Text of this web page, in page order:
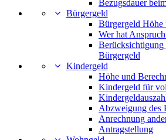
Bezugsdauer
Bürgergeld
Bürgergeld Höhe
Wer hat
Bürgergeld
Kindergeld
Höhe und
Kindergeld für
Abzweigung des
Anrechnung
Antragstellung